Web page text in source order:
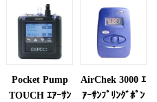
Pocket Pump
TOUCH ｴｱｰｻﾝ
AirChek 3000 ｴ
ｱｰｻﾝﾌﾟﾘﾝｸﾞﾎﾟﾝ